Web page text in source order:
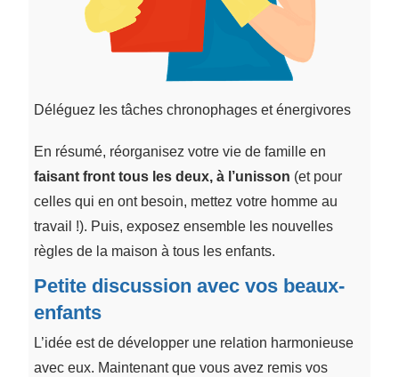
Déléguez les tâches chronophages et énergivores
En résumé, réorganisez votre vie de famille en
faisant front tous les deux, à l’unisson (et pour
celles qui en ont besoin, mettez votre homme au
travail !). Puis, exposez ensemble les nouvelles
règles de la maison à tous les enfants.
Petite discussion avec vos beaux-
enfants
L’idée est de développer une relation harmonieuse
avec eux. Maintenant que vous avez remis vos